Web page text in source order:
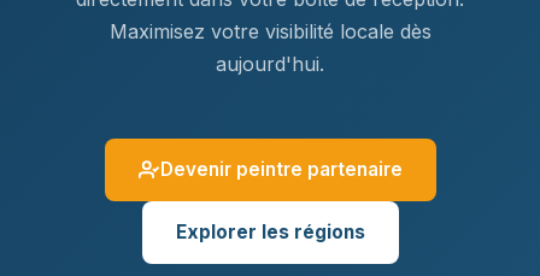
Maximisez votre visibilité locale dès
aujourd'hui.
Devenir peintre partenaire
Explorer les régions